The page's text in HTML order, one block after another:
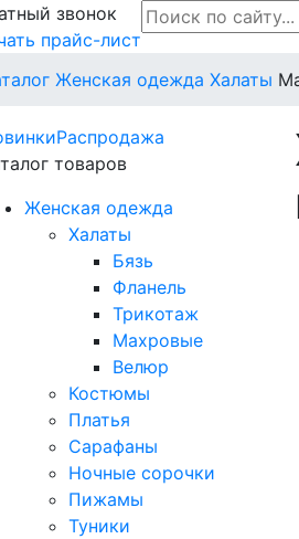
звонок
прайс-лист
Женская одежда Халаты
Распродажа
товаров
Женская одежда
Халаты
Бязь
Фланель
Трикотаж
Махровые
Велюр
Костюмы
Платья
Сарафаны
Ночные сорочки
Пижамы
Туники